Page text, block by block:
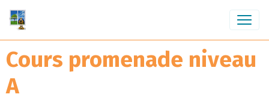
Cours promenade niveau
A